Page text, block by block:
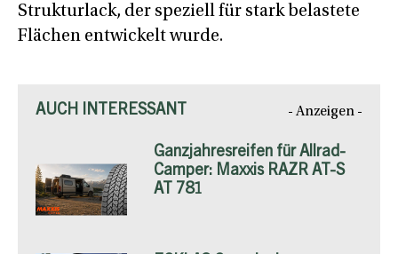
Strukturlack, der speziell für stark belastete
Flächen entwickelt wurde.
AUCH INTERESSANT - Anzeigen -
Ganzjahresreifen für Allrad-
Camper: Maxxis RAZR AT-S
AT 781